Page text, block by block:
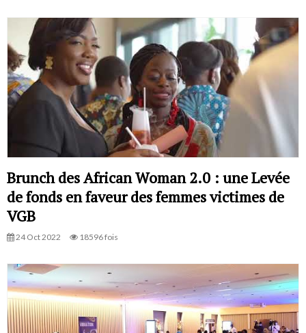
Brunch des African Woman 2.0 : une Levée
de fonds en faveur des femmes victimes de
VGB
24 Oct 2022 18596 fois